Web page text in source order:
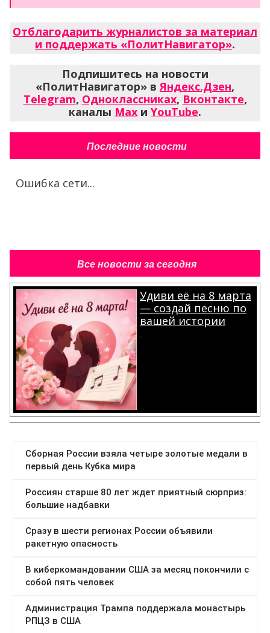
Отблагодарить журналистов за материал
и поддержать «ПолитНавигатор».
Подпишитесь на новости
«ПолитНавигатор» вЯндекс.Дзен,
Telegram, Одноклассниках, Вконтакте,
каналы Max и YouTube.
Последние новости
Ошибка сети...
Все новости за сегодня
Удиви её на 8 марта
— создай песню по
вашей истории
.